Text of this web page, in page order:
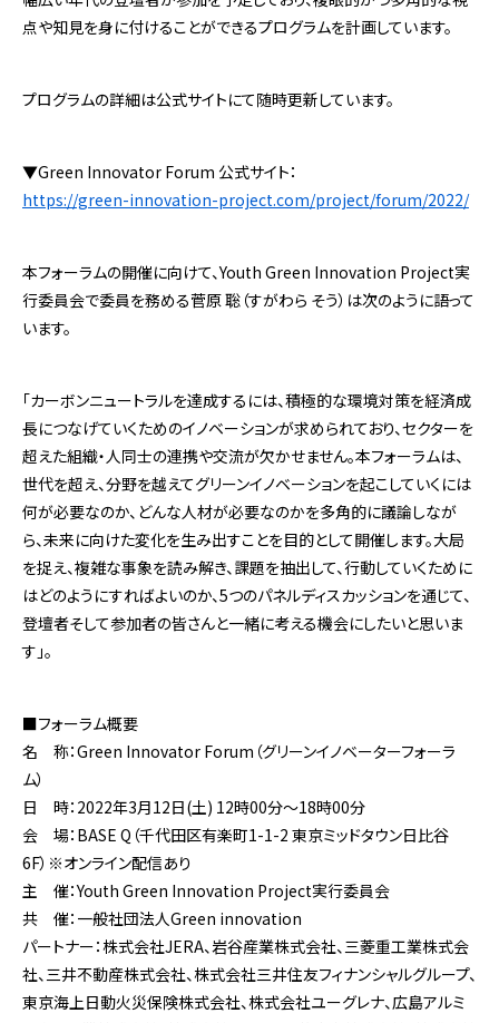
点や知見を身に付けることができるプログラムを計画しています。
プログラムの詳細は公式サイトにて随時更新しています。
▼Green Innovator Forum 公式サイト：
https://green-innovation-project.com/project/forum/2022/
本フォーラムの開催に向けて、Youth Green Innovation Project実
行委員会で委員を務める菅原 聡（すがわら そう）は次のように語って
います。
「カーボンニュートラルを達成するには、積極的な環境対策を経済成
長につなげていくためのイノベーションが求められており、セクターを
超えた組織・人同士の連携や交流が欠かせません。本フォーラムは、
世代を超え、分野を越えてグリーンイノベーションを起こしていくには
何が必要なのか、どんな人材が必要なのかを多角的に議論しなが
ら、未来に向けた変化を生み出すことを目的として開催します。大局
を捉え、複雑な事象を読み解き、課題を抽出して、行動していくために
はどのようにすればよいのか、5つのパネルディスカッションを通じて、
登壇者そして参加者の皆さんと一緒に考える機会にしたいと思いま
す」。
■フォーラム概要
名 称：Green Innovator Forum（グリーンイノベーターフォーラ
ム）
日 時：2022年3月12日(土) 12時00分～18時00分
会 場：BASE Q（千代田区有楽町1-1-2 東京ミッドタウン日比谷
6F）※オンライン配信あり
主 催：Youth Green Innovation Project実行委員会
共 催：一般社団法人Green innovation
パートナー：株式会社JERA、岩谷産業株式会社、三菱重工業株式会
社、三井不動産株式会社、株式会社三井住友フィナンシャルグループ、
東京海上日動火災保険株式会社、株式会社ユーグレナ、広島アルミ